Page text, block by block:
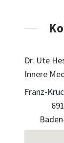
Dr. Ute
Innere
Franz-